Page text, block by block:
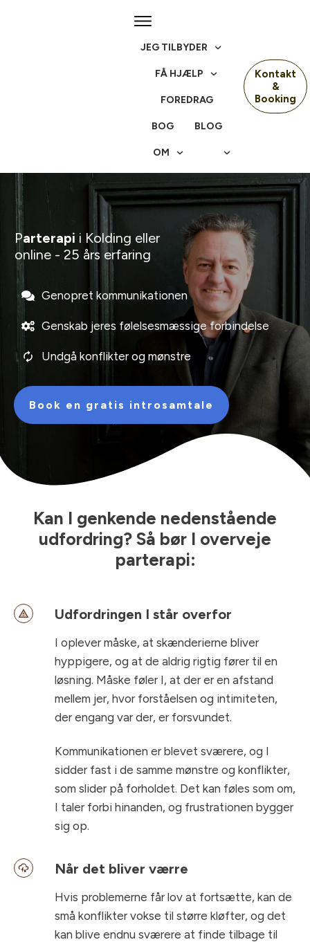
JEG TILBYDER
FÅ HJÆLP
FOREDRAG
BOG BLOG
OM
Kontakt
&
Booking
Parterapi i Kolding eller
online - 25 års erfaring
Genopret kommunikationen
Genskab jeres følelsesmæssige forbindelse
Undgå konflikter og mønstre
Book en gratis introsamtale
Kan I genkende nedenstående
udfordring? Så bør I overveje
parterapi:
Udfordringen I står overfor
I oplever måske, at skænderierne bliver
hyppigere, og at de aldrig rigtig fører til en
løsning. Måske føler I, at der er en afstand
mellem jer, hvor forståelsen og intimiteten,
der engang var der, er forsvundet.
Kommunikationen er blevet sværere, og I
sidder fast i de samme mønstre og konflikter,
som slider på forholdet. Det kan føles som om,
I taler forbi hinanden, og frustrationen bygger
sig op.
Når det bliver værre
Hvis problemerne får lov at fortsætte, kan de
små konflikter vokse til større kløfter, og det
kan blive endnu sværere at finde tilbage til